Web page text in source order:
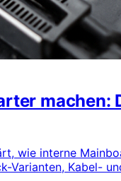
machen:
wie interne
Varianten, Kabel-